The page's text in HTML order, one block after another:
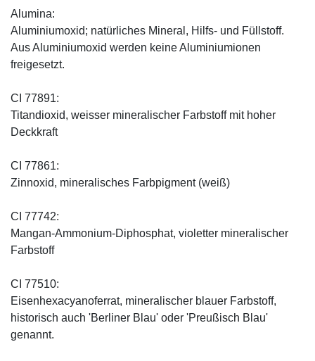
Alumina:
Aluminiumoxid; natürliches Mineral, Hilfs- und Füllstoff.
Aus Aluminiumoxid werden keine Aluminiumionen
freigesetzt.
CI 77891:
Titandioxid, weisser mineralischer Farbstoff mit hoher
Deckkraft
CI 77861:
Zinnoxid, mineralisches Farbpigment (weiß)
CI 77742:
Mangan-Ammonium-Diphosphat, violetter mineralischer
Farbstoff
CI 77510:
Eisenhexacyanoferrat, mineralischer blauer Farbstoff,
historisch auch 'Berliner Blau' oder 'Preußisch Blau'
genannt.